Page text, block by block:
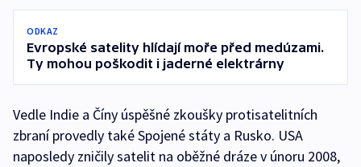
ODKAZ
Evropské satelity hlídají moře před medúzami.
Ty mohou poškodit i jaderné elektrárny
Vedle Indie a Číny úspěšné zkoušky protisatelitních
zbraní provedly také Spojené státy a Rusko. USA
naposledy zničily satelit na oběžné dráze v únoru 2008,